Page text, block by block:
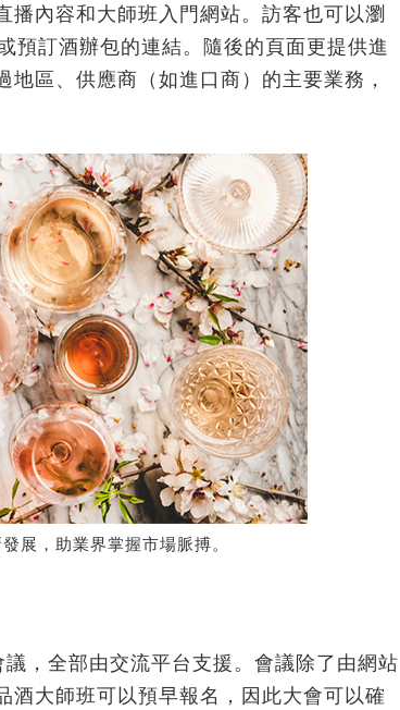
內容和大師班入門網站。訪客也可以瀏
預訂酒辦包的連結。隨後的頁面更提供進
區、供應商（如進口商）的主要業務，
展，助業界掌握市場脈搏。
，全部由交流平台支援。會議除了由網站
酒大師班可以預早報名，因此大會可以確